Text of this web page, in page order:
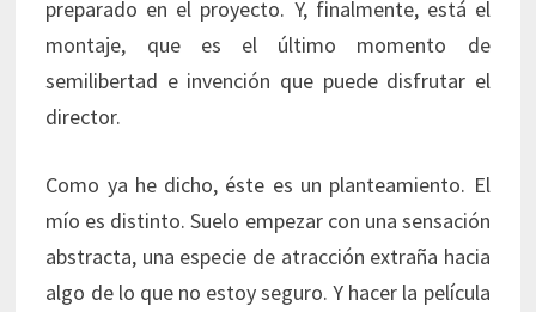
preparado en el proyecto. Y, finalmente, está el
montaje, que es el último momento de
semilibertad e invención que puede disfrutar el
director.
Como ya he dicho, éste es un planteamiento. El
mío es distinto. Suelo empezar con una sensación
abstracta, una especie de atracción extraña hacia
algo de lo que no estoy seguro. Y hacer la película